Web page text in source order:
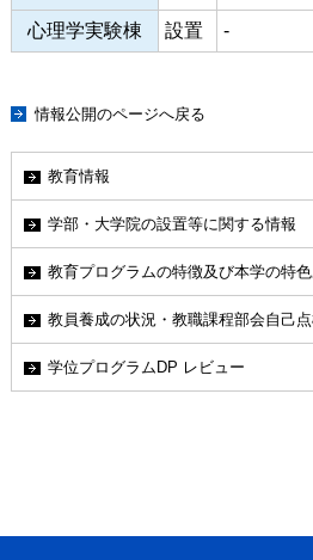
教育情報
学部・大学院の設置等に関する情報
教育プログラムの特徴及び本学の特
教員養成の状況・教職課程部会自己
学位プログラムDP レビュー
心理学実験棟 設置 -
情報公開のページへ戻る